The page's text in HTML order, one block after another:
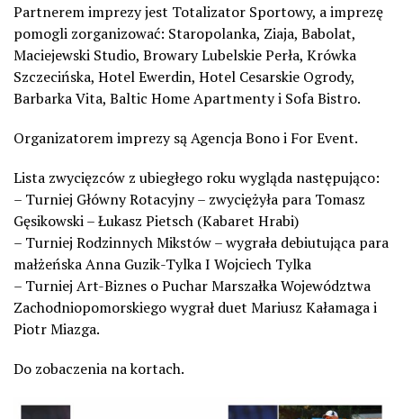
Partnerem imprezy jest Totalizator Sportowy, a imprezę
pomogli zorganizować: Staropolanka, Ziaja, Babolat,
Maciejewski Studio, Browary Lubelskie Perła, Krówka
Szczecińska, Hotel Ewerdin, Hotel Cesarskie Ogrody,
Barbarka Vita, Baltic Home Apartmenty i Sofa Bistro.
Organizatorem imprezy są Agencja Bono i For Event.
Lista zwycięzców z ubiegłego roku wygląda następująco:
– Turniej Główny Rotacyjny – zwyciężyła para Tomasz
Gęsikowski – Łukasz Pietsch (Kabaret Hrabi)
– Turniej Rodzinnych Mikstów – wygrała debiutująca para
małżeńska Anna Guzik-Tylka I Wojciech Tylka
– Turniej Art-Biznes o Puchar Marszałka Województwa
Zachodniopomorskiego wygrał duet Mariusz Kałamaga i
Piotr Miazga.
Do zobaczenia na kortach.